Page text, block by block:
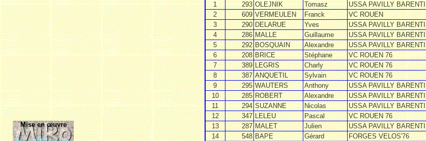
Mise en œuvre
1
293 OLEJNIK Tomasz USSA PAVILLY BARENTI
2
609 VERMEULEN Franck VC ROUEN
3
290 DELARUE Yves USSA PAVILLY BARENTI
4
286 MALLE Guillaume USSA PAVILLY BARENTI
5
292 BOSQUAIN Alexandre USSA PAVILLY BARENTI
6
208 BRICE Stéphane VC ROUEN 76
7
389 LEGRIS Charly VC ROUEN 76
8
387 ANQUETIL Sylvain VC ROUEN 76
9
295 WAUTERS Anthony USSA PAVILLY BARENTI
10
285 ROBERT Alexandre USSA PAVILLY BARENTI
11
294 SUZANNE Nicolas USSA PAVILLY BARENTI
12
347 LELEU Pascal VC ROUEN 76
13
287 MALET Julien USSA PAVILLY BARENTI
14
548 BAPE Gérard FORGES VELOS'76